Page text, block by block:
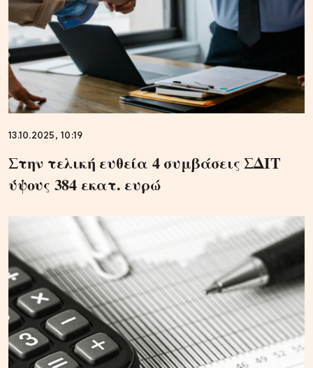
13.10.2025, 10:19
Στην τελική ευθεία 4 συμβάσεις ΣΔΙΤ
ύψους 384 εκατ. ευρώ